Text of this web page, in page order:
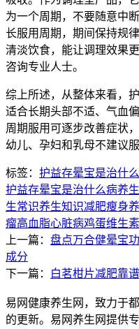
为一个周期，不要随意中
长服用周期，期间保持规
清淡饮食，能让调理效果
咨询专业人士。
综上所述，从整体来看，
适合长期头部不适、气血
周期服用可逐步改善症状
幼儿、孕妇和乳母不建议服
标签： 护益存晕宝是治什
护益存晕宝是治什么病养
生常识养生知识减肥瘦身
瘤高血脂心脏病鸡蛋维生素
上一篇： 盘点万合健晕宝
成分
下一篇：
白茗柑片减肥靠
易网健康养生网，致力于
的更新。易网养生网提供